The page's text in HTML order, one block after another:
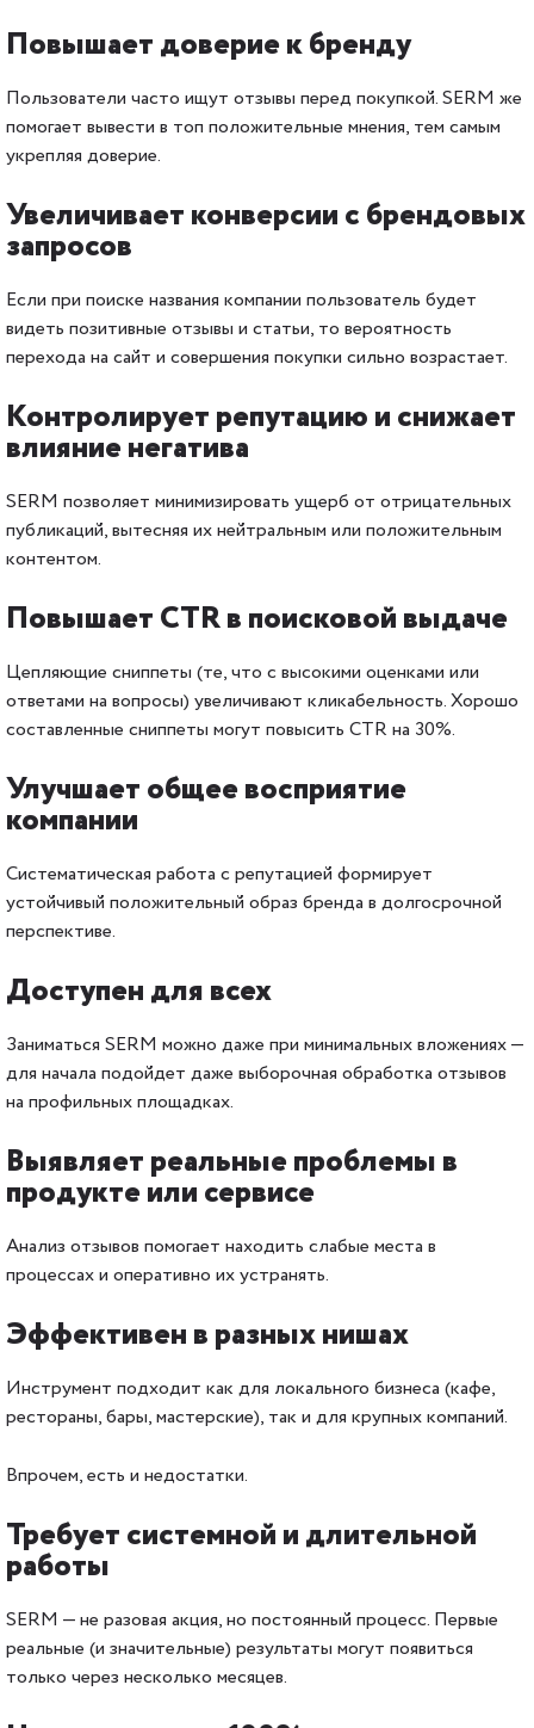
Повышает доверие к бренду
Пользователи часто ищут отзывы перед покупкой. SERM же
помогает вывести в топ положительные мнения, тем самым
укрепляя доверие.
Увеличивает конверсии с брендовых
запросов
Если при поиске названия компании пользователь будет
видеть позитивные отзывы и статьи, то вероятность
перехода на сайт и совершения покупки сильно возрастает.
Контролирует репутацию и снижает
влияние негатива
SERM позволяет минимизировать ущерб от отрицательных
публикаций, вытесняя их нейтральным или положительным
контентом.
Повышает CTR в поисковой выдаче
Цепляющие сниппеты (те, что с высокими оценками или
ответами на вопросы) увеличивают кликабельность. Хорошо
составленные сниппеты могут повысить CTR на 30%.
Улучшает общее восприятие
компании
Систематическая работа с репутацией формирует
устойчивый положительный образ бренда в долгосрочной
перспективе.
Доступен для всех
Заниматься SERM можно даже при минимальных вложениях —
для начала подойдет даже выборочная обработка отзывов
на профильных площадках.
Выявляет реальные проблемы в
продукте или сервисе
Анализ отзывов помогает находить слабые места в
процессах и оперативно их устранять.
Эффективен в разных нишах
Инструмент подходит как для локального бизнеса (кафе,
рестораны, бары, мастерские), так и для крупных компаний.
Впрочем, есть и недостатки.
Требует системной и длительной
работы
SERM — не разовая акция, но постоянный процесс. Первые
реальные (и значительные) результаты могут появиться
только через несколько месяцев.